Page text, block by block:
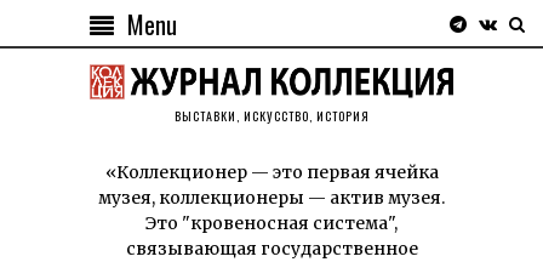
Menu
ВЫСТАВКИ, ИСКУССТВО, ИСТОРИЯ
«Коллекционер — это первая ячейка
музея, коллекционеры — актив музея.
Это "кровеносная система",
связывающая государственное